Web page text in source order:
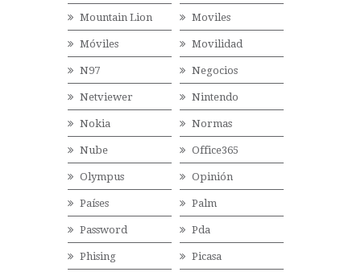
Mountain Lion Moviles
Móviles Movilidad
N97 Negocios
Netviewer Nintendo
Nokia Normas
Nube Office365
Olympus Opinión
Países Palm
Password Pda
Phising Picasa